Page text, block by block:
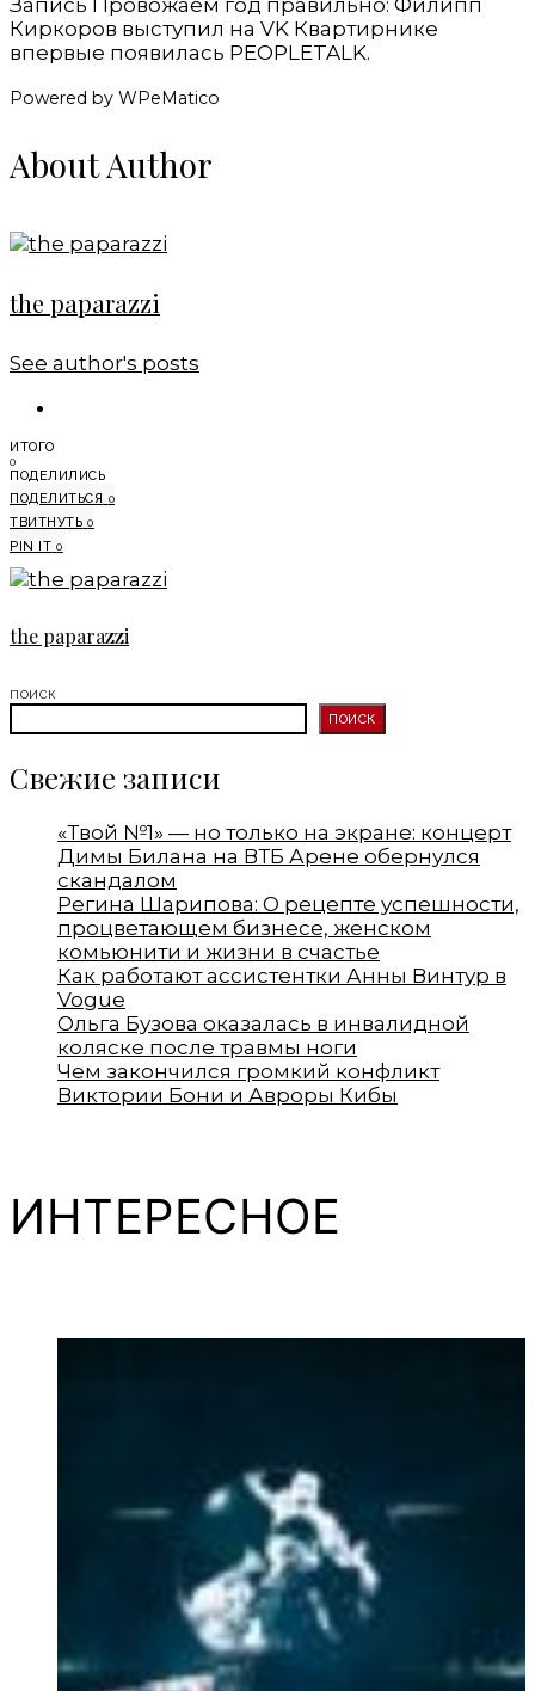
Киркоров выступил на VK Квартирнике
впервые появилась PEOPLETALK.
Powered by WPeMatico
About Author
the paparazzi
See author's posts
ИТОГО
0
ПОДЕЛИЛИСЬ
ПОДЕЛИТЬСЯ 0
ТВИТНУТЬ 0
PIN IT 0
the paparazzi
ПОИСК
ПОИСК
Свежие записи
«Твой №1» — но только на экране: концерт
Димы Билана на ВТБ Арене обернулся
скандалом
Регина Шарипова: О рецепте успешности,
процветающем бизнесе, женском
комьюнити и жизни в счастье
Как работают ассистентки Анны Винтур в
Vogue
Ольга Бузова оказалась в инвалидной
коляске после травмы ноги
Чем закончился громкий конфликт
Виктории Бони и Авроры Кибы
ИНТЕРЕСНОЕ